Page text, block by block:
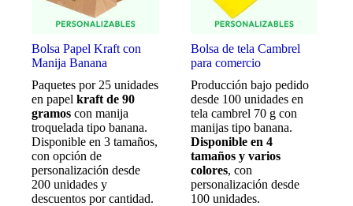
Bolsa Papel Kraft con
Manija Banana
Paquetes por 25 unidades
en papel kraft de 90
gramos con manija
troquelada tipo banana.
Disponible en 3 tamaños,
con opción de
personalización desde
200 unidades y
descuentos por cantidad.
Bolsa de tela Cambrel
para comercio
Producción bajo pedido
desde 100 unidades en
tela cambrel 70 g con
manijas tipo banana.
Disponible en 4
tamaños y varios
colores, con
personalización desde
100 unidades.